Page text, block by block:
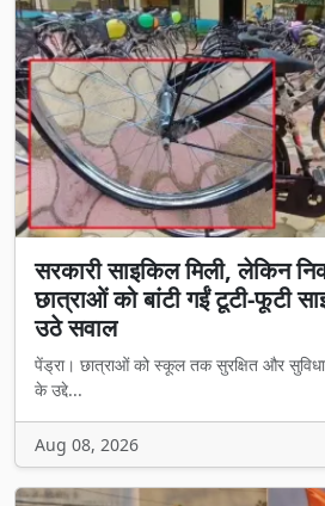
सरकारी साइकिल मिली, लेकिन
छात्राओं को बांटी गईं टूटी-फूटी
उठे सवाल
पेंड्रा। छात्राओं को स्कूल तक सुरक्षित और
के उद्दे...
Aug 08, 2026